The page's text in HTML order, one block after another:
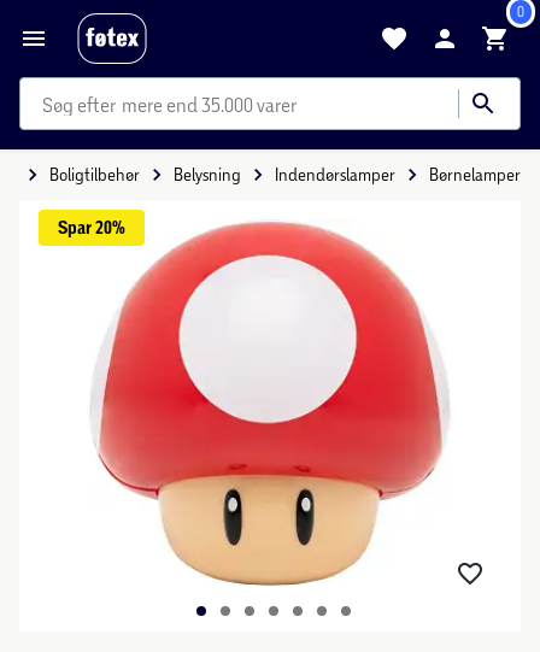
0
mere end 35.000 varer
Boligtilbehør Belysning Indendørslamper Børnelamper
Spar 20%